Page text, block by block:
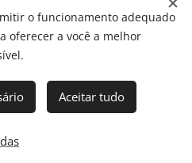
Eventos.
o funcionamento adequado
oferecer a você a melhor
Aceitar tudo